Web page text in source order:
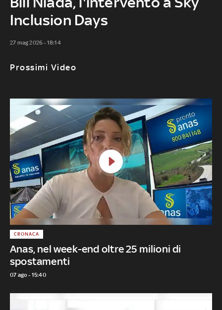
Inclusion Days
27 mag 2026 - 18:14
Prossimi Video
Anas, nel week-end oltre 25 milioni di
spostamenti
CRONACA
07 ago - 15:40